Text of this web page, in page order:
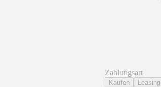
Zahlungsart
Kaufen Leasing